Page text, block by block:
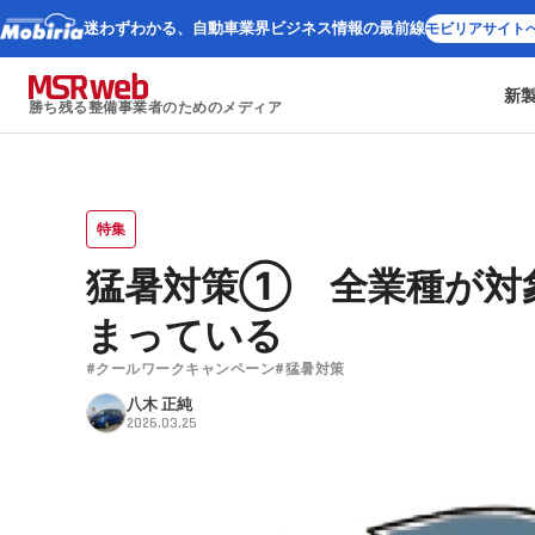
迷わずわかる、 自動車業界ビジネス情報の最前線モビリアサイト
勝ち残る整備事業者のためのメディア
新
特集
猛暑対策① 全業種が対
まっている
#クールワークキャンペーン#猛暑対策
八木 正純
2026.03.25